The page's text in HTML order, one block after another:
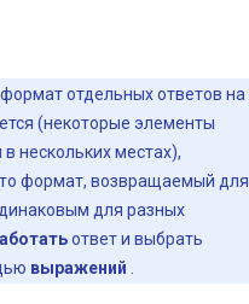
отдельных ответов на
(некоторые элементы
нескольких местах),
формат, возвращаемый для
для разных
ответ и выбрать
выражений